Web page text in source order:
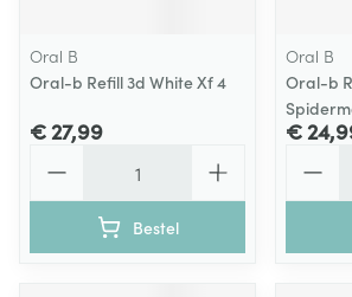
Oral B
Oral-b Refill 3d White Xf 4
€ 27,99
Bestel
Oral B
Oral-b
€